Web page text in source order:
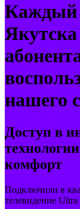
Каждый
нашего
Доступ в
комфорт
Подключили в
телевидение